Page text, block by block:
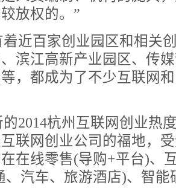
放权的。”
百家创业园区和相关创
滨江高新产业园区、传
，都成为了不少互联网
2014杭州互联网创业热
联网创业公司的福地，
在线零售(导购+平台)、
、汽车、旅游酒店)、智能